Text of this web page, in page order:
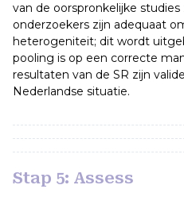
van de oorspronkelijke
onderzoekers zijn adequaat
heterogeniteit; dit wordt
pooling is op een correcte
resultaten van de SR zijn
Nederlandse situatie.
Stap 5: Assess